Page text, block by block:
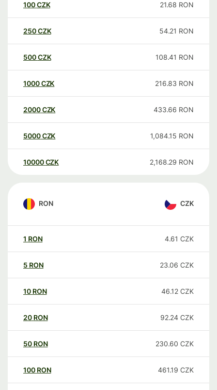
100CZK 21.68 RON
250CZK 54.21 RON
500CZK 108.41 RON
1000CZK 216.83 RON
2000CZK 433.66 RON
5000CZK 1,084.15 RON
10000 CZK 2,168.29 RON
RON CZK
1 RON 4.61 CZK
5 RON 23.06 CZK
10 RON 46.12 CZK
20 RON 92.24 CZK
50 RON 230.60 CZK
100 RON 461.19 CZK